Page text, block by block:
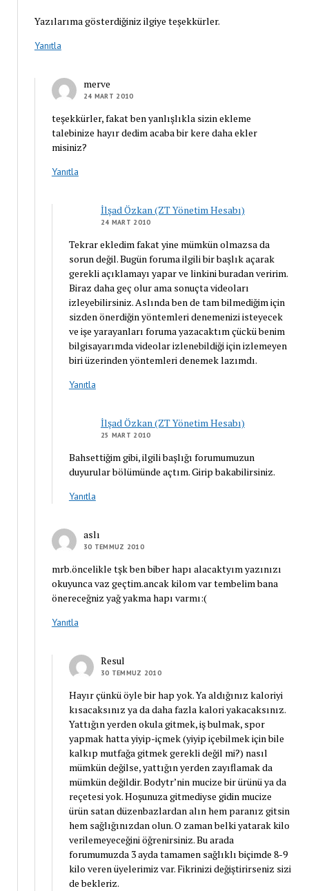
Yazılarıma gösterdiğiniz ilgiye teşekkürler.
Yanıtla
merve
24 MART 2010
teşekkürler, fakat ben yanlışlıkla sizin ekleme
talebinize hayır dedim acaba bir kere daha ekler
misiniz?
Yanıtla
İlşad Özkan (ZT Yönetim Hesabı)
24 MART 2010
Tekrar ekledim fakat yine mümkün olmazsa da
sorun değil. Bugün foruma ilgili bir başlık açarak
gerekli açıklamayı yapar ve linkini buradan veririm.
Biraz daha geç olur ama sonuçta videoları
izleyebilirsiniz. Aslında ben de tam bilmediğim için
sizden önerdiğin yöntemleri denemenizi isteyecek
ve işe yarayanları foruma yazacaktım çückü benim
bilgisayarımda videolar izlenebildiği için izlemeyen
biri üzerinden yöntemleri denemek lazımdı.
Yanıtla
İlşad Özkan (ZT Yönetim Hesabı)
25 MART 2010
Bahsettiğim gibi, ilgili başlığı forumumuzun
duyurular bölümünde açtım. Girip bakabilirsiniz.
Yanıtla
aslı
30 TEMMUZ 2010
mrb.öncelikle tşk ben biber hapı alacaktyım yazınızı
okuyunca vaz geçtim.ancak kilom var tembelim bana
önereceğniz yağ yakma hapı varmı:(
Yanıtla
Resul
30 TEMMUZ 2010
Hayır çünkü öyle bir hap yok. Ya aldığınız kaloriyi
kısacaksınız ya da daha fazla kalori yakacaksınız.
Yattığın yerden okula gitmek, iş bulmak, spor
yapmak hatta yiyip-içmek (yiyip içebilmek için bile
kalkıp mutfağa gitmek gerekli değil mi?) nasıl
mümkün değilse, yattığın yerden zayıflamak da
mümkün değildir. Bodytr’nin mucize bir ürünü ya da
reçetesi yok. Hoşunuza gitmediyse gidin mucize
ürün satan düzenbazlardan alın hem paranız gitsin
hem sağlığınızdan olun. O zaman belki yatarak kilo
verilemeyeceğini öğrenirsiniz. Bu arada
forumumuzda 3 ayda tamamen sağlıklı biçimde 8-9
kilo veren üyelerimiz var. Fikrinizi değiştirirseniz sizi
de bekleriz.